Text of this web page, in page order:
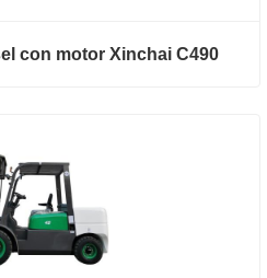
con motor Xinchai C490